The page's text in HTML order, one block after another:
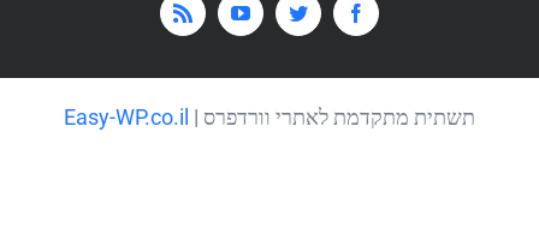
Facebook
Twitter
YouTube
Rss
תשתית מתקדמת לאתרי וורדפרס | Easy-WP.co.il